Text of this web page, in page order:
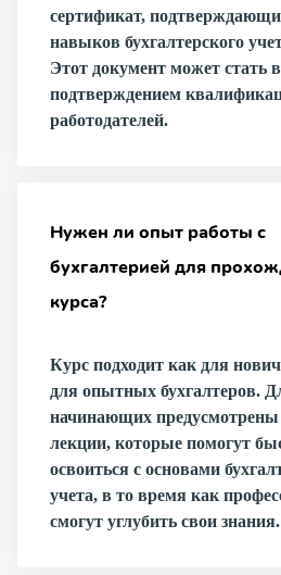
сертификат,
навыков бухгалтерского
Этот документ может стать
подтверждением
работодателей.
Нужен ли опыт работы с
бухгалтерией для
курса?
Курс подходит как для
для опытных бухгалтеров.
начинающих
лекции, которые помогут
освоиться с основами
учета, в то время как
смогут углубить свои знания.